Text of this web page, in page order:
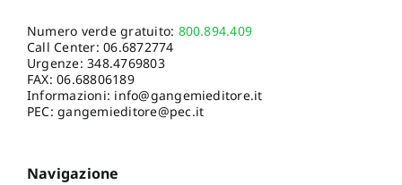
Numero verde gratuito: 800.894.409
Call Center:06.6872774
Urgenze:348.4769803
FAX: 06.68806189
Informazioni: info@gangemieditore.it
PEC: gangemieditore@pec.it
Navigazione